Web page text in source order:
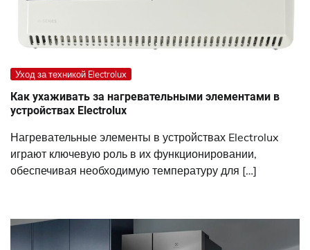
Уход за техникой Electrolux
Как ухаживать за нагревательными элементами в
устройствах Electrolux
Нагревательные элементы в устройствах Electrolux
играют ключевую роль в их функционировании,
обеспечивая необходимую температуру для […]